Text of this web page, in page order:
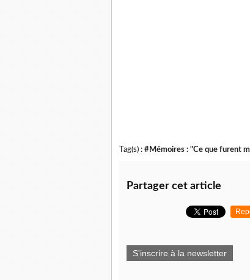
Tag(s) : #Mémoires : "Ce que furent
Partager cet article
S'inscrire à la newsletter